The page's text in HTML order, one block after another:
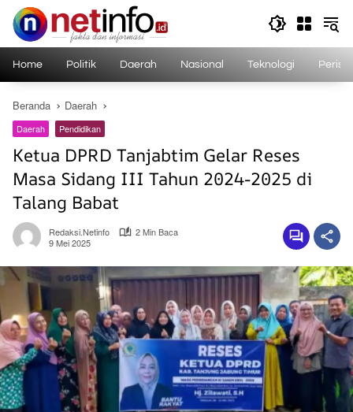
Langsung
konten
Home Politik Daerah Nasional Teknologi
Beranda Daerah
Daerah Pendidikan
Ketua DPRD Tanjabtim Gelar Reses
Masa Sidang III Tahun 2024-2025 di
Talang Babat
Redaksi.netinfo
2 Min Baca
9 Mei 2025